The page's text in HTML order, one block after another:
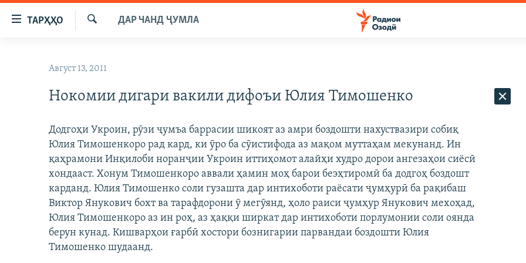
Пайвандҳои
дастрасӣ
ТАРҲҲО
ИҚТИСОД
ОСИЁИ МАРКАЗӢ
МЕҲМОНИ ОЗОДӢ
ВАРЗИШ
ГАПИ ОЗОД
РӮЗГОРИ МУҲОҶИР
ТАҲҚИҚОТ
ҶАНГ ДАР УКРАИНА
НАЗАРИ МАРДУМ
БЛОГИСТОН
ОЗОДӢ ОНЛАЙН
ЧАНДРАСОНАӢ
НИГОРИСТОН
РӮЙХАТҲО
КИТОБҲОИ ОЗОДӢ
ДАР ЧАНД ҶУМЛА
Август 13, 2011
Нокомии дигари вакили дифоъи Юлия Тимошенко
Додгоҳи Укроин, рӯзи ҷумъа баррасии шикоят аз амри боздошти нахуствазири собиқ
Юлия Тимошенкоро рад кард, ки ӯро ба сӯистифода аз мақом муттаҳам мекунанд. Ин
қаҳрамони Инқилоби норанҷии Укроин иттиҳомот алайҳи худро дорои ангезаҳои сиёсӣ
хондааст. Хонум Тимошенкоро аввали ҳамин моҳ барои беэҳтиромӣ ба додгоҳ боздошт
карданд. Юлия Тимошенко соли гузашта дар интихоботи раёсати ҷумҳурӣ ба рақибаш
Виктор Янукович бохт ва тарафдорони ӯ мегӯянд, ҳоло раиси ҷумҳур Янукович мехоҳад,
Юлия Тимошенкоро аз ин роҳ, аз ҳаққи ширкат дар интихоботи порлумонии соли оянда
берун кунад. Кишварҳои ғарбӣ хостори бознигарии парвандаи боздошти Юлия
Тимошенко шудаанд.